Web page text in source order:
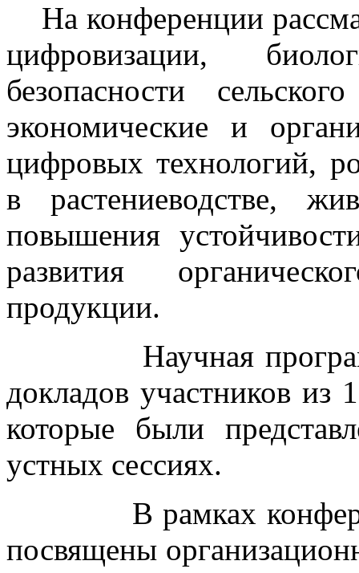
На конференции
цифровизации,
безопасности
экономические и
цифровых технологий,
в растениеводстве,
повышения
развития
продукции.
Научная программа
докладов участников из
которые были
устных сессиях.
В рамках
посвящены